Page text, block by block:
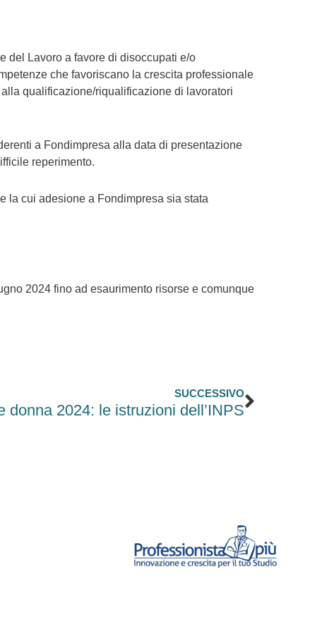
del Lavoro a favore di disoccupati e/o
che favoriscano la crescita professionale
qualificazione/riqualificazione di lavoratori
a Fondimpresa alla data di presentazione
reperimento.
la cui adesione a Fondimpresa sia stata
2024 fino ad esaurimento risorse e comunque
SUCCESSIVO
donna 2024: le istruzioni dell’INPS